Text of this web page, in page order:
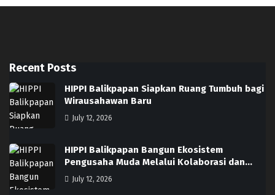
Recent Posts
HIPPI Balikpapan Siapkan Ruang Tumbuh bagi
Wirausahawan Baru
July 12, 2026
HIPPI Balikpapan Bangun Ekosistem
Pengusaha Muda Melalui Kolaborasi dan…
July 12, 2026